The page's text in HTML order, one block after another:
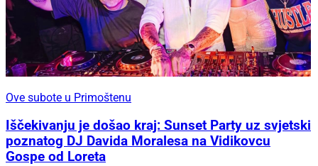
Ove subote u Primoštenu
Iščekivanju je došao kraj: Sunset Party uz svjetski
poznatog DJ Davida Moralesa na Vidikovcu
Gospe od Loreta